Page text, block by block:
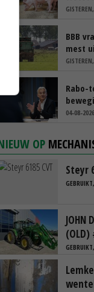
BBB
mest
Rabo-
04-08-2026
OP
Steyr
JOHN
(OLD)